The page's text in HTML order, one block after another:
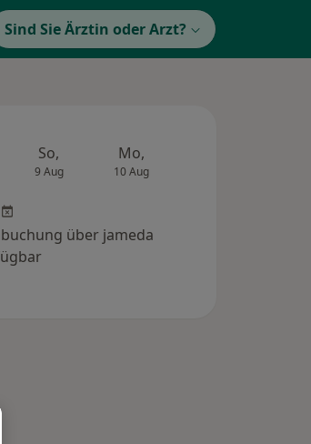
Sind Sie Ärztin oder Arzt?
So,
9 Aug
Mo,
10 Aug
über jameda